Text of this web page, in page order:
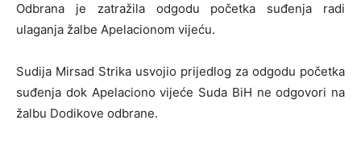
Odbrana je zatražila odgodu početka suđenja radi
ulaganja žalbe Apelacionom vijeću.
Sudija Mirsad Strika usvojio prijedlog za odgodu početka
suđenja dok Apelaciono vijeće Suda BiH ne odgovori na
žalbu Dodikove odbrane.